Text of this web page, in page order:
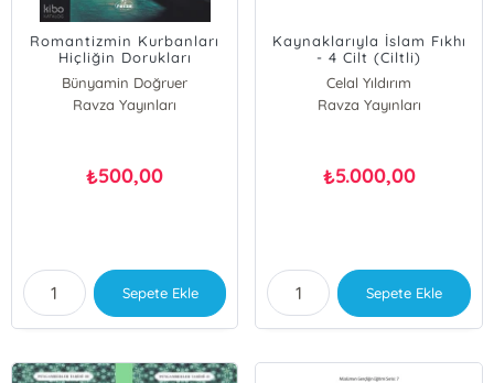
Romantizmin Kurbanları
Hiçliğin Dorukları
Bünyamin Doğruer
Ravza Yayınları
₺500,00
Sepete Ekle
Kaynaklarıyla İslam Fıkhı
- 4 Cilt (Ciltli)
Celal Yıldırım
Ravza Yayınları
₺5.000,00
Sepete Ekle